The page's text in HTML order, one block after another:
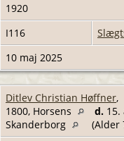
1920
I116
10 maj 2025
Ditlev Christian Høffner,
1800, Horsens
d. 15.
Skanderborg
(Alder